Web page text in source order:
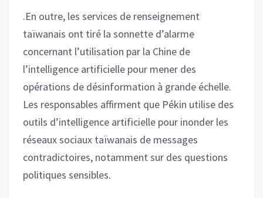
.En outre, les services de renseignement
taïwanais ont tiré la sonnette d’alarme
concernant l’utilisation par la Chine de
l’intelligence artificielle pour mener des
opérations de désinformation à grande échelle.
Les responsables affirment que Pékin utilise des
outils d’intelligence artificielle pour inonder les
réseaux sociaux taïwanais de messages
contradictoires, notamment sur des questions
politiques sensibles.